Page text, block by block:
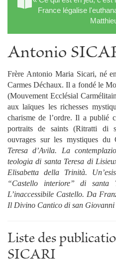
France légalise
Antonio
Frère Antonio Maria Sicari, né
Carmes Déchaux. Il a fondé le
(Mouvement Ecclésial
aux laïques les richesses
charisme de l’ordre. Il a publié
portraits de saints (Ritratti di
ouvrages sur les mystiques du
Teresa d’Avila. La
teologia di santa Teresa di
Elisabetta della Trinità.
“Castello interiore” di santa
L’inaccessibile Castello. Da
Il Divino Cantico di san Giovanni
Liste des
SICARI